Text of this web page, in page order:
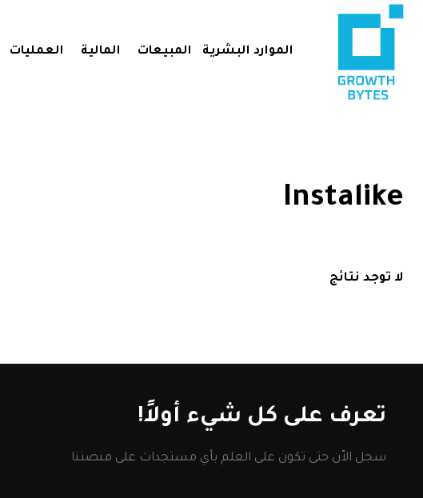
الموارد البشرية المبيعات المالية العمليات
Instalike
لا توجد نتائج
تعرف على كل شيء أولاً!
سجل الاّن حتى تكون على العلم بأي مستجدات على منصتنا